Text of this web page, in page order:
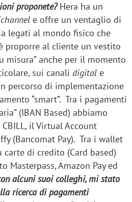
proponete?Hera ha un
e offre un ventaglio di
legati al mondo fisico che
proporre al cliente un vestito
misura” anche per il momento
sui canali digital e
percorso di implementazione
“smart”. Tra i pagamenti
(IBAN Based) abbiamo
il Virtual Account
(Bancomat Pay). Tra i wallet
di credito (Card based)
Masterpass, Amazon Pay ed
alcuni suoi colleghi, mi stato
ricerca di pagamenti